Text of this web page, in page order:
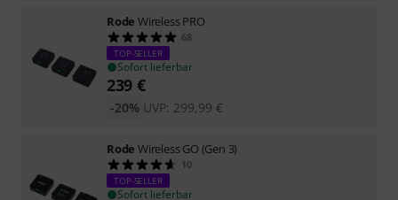
Rode Wireless PRO
68
TOP-SELLER
Sofort lieferbar
239 €
UVP: 299,99 €
-20%
Rode Wireless GO (Gen 3)
10
TOP-SELLER
Sofort lieferbar